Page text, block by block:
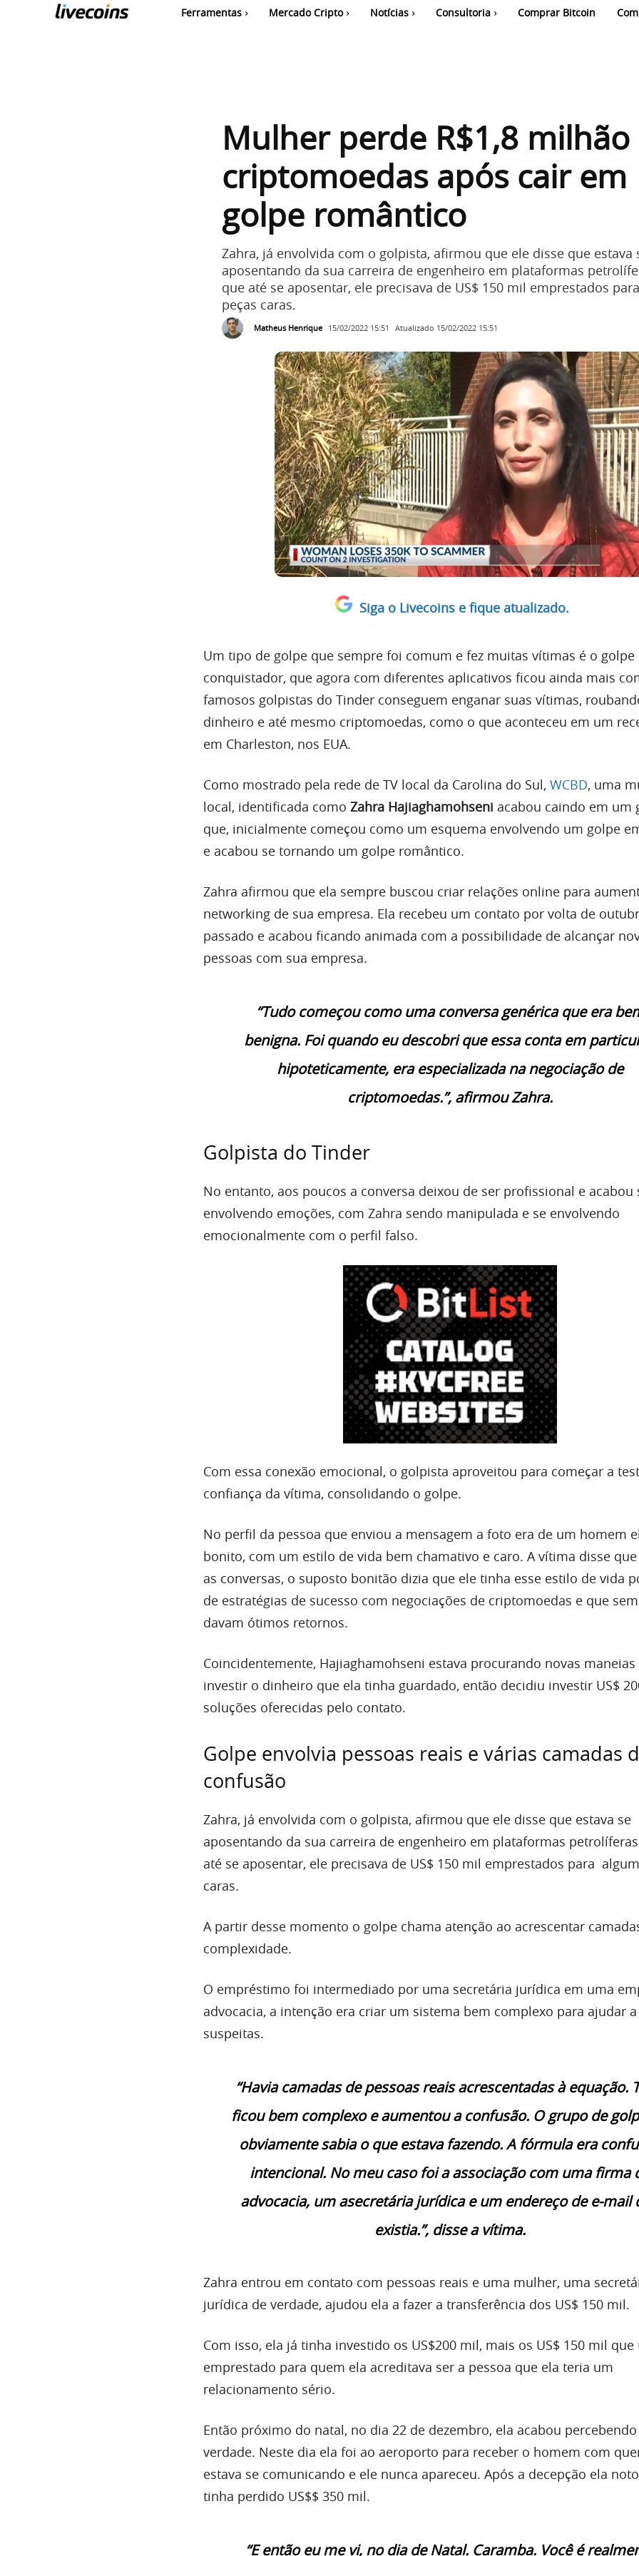
Ferramentas Mercado Cripto Notícias Consultoria Comprar Bitcoin
Mulher perde R$1,8 milhão
criptomoedas após cair em
golpe romântico
Zahra, já envolvida com o golpista, afirmou que ele disse que estava
aposentando da sua carreira de engenheiro em plataformas
que até se aposentar, ele precisava de US$ 150 mil emprestados
peças caras.
Matheus Henrique 15/02/2022 15:51 Atualizado 15/02/2022 15:51
Siga o Livecoins e fique atualizado.
Um tipo de golpe que sempre foi comum e fez muitas vítimas é o golpe
conquistador, que agora com diferentes aplicativos ficou ainda mais
famosos golpistas do Tinder conseguem enganar suas vítimas,
dinheiro e até mesmo criptomoedas, como o que aconteceu em um
em Charleston, nos EUA.
Como mostrado pela rede de TV local da Carolina do Sul, WCBD, uma
local, identificada como Zahra Hajiaghamohseni acabou caindo em um
que, inicialmente começou como um esquema envolvendo um golpe
e acabou se tornando um golpe romântico.
Zahra afirmou que ela sempre buscou criar relações online para
networking de sua empresa. Ela recebeu um contato por volta de
passado e acabou ficando animada com a possibilidade de alcançar
pessoas com sua empresa.
“Tudo começou como uma conversa genérica que era
benigna. Foi quando eu descobri que essa conta em
hipoteticamente, era especializada na negociação de
criptomoedas.”, afirmou Zahra.
Golpista do Tinder
No entanto, aos poucos a conversa deixou de ser profissional e acabou
envolvendo emoções, com Zahra sendo manipulada e se envolvendo
emocionalmente com o perfil falso.
Com essa conexão emocional, o golpista aproveitou para começar a
confiança da vítima, consolidando o golpe.
No perfil da pessoa que enviou a mensagem a foto era de um homem
bonito, com um estilo de vida bem chamativo e caro. A vítima disse
as conversas, o suposto bonitão dizia que ele tinha esse estilo de vida
de estratégias de sucesso com negociações de criptomoedas e que
davam ótimos retornos.
Coincidentemente, Hajiaghamohseni estava procurando novas maneias
investir o dinheiro que ela tinha guardado, então decidiu investir US$
soluções oferecidas pelo contato.
Golpe envolvia pessoas reais e várias camadas
confusão
Zahra, já envolvida com o golpista, afirmou que ele disse que estava se
aposentando da sua carreira de engenheiro em plataformas
até se aposentar, ele precisava de US$ 150 mil emprestados para
caras.
A partir desse momento o golpe chama atenção ao acrescentar
complexidade.
O empréstimo foi intermediado por uma secretária jurídica em uma
advocacia, a intenção era criar um sistema bem complexo para ajudar
suspeitas.
“Havia camadas de pessoas reais acrescentadas à equação.
ficou bem complexo e aumentou a confusão. O grupo de
obviamente sabia o que estava fazendo. A fórmula era
intencional. No meu caso foi a associação com uma firma
advocacia, um asecretária jurídica e um endereço de e-mail
existia.”, disse a vítima.
Zahra entrou em contato com pessoas reais e uma mulher, uma
jurídica de verdade, ajudou ela a fazer a transferência dos US$ 150 mil.
Com isso, ela já tinha investido os US$200 mil, mais os US$ 150 mil que
emprestado para quem ela acreditava ser a pessoa que ela teria um
relacionamento sério.
Então próximo do natal, no dia 22 de dezembro, ela acabou
verdade. Neste dia ela foi ao aeroporto para receber o homem com
estava se comunicando e ele nunca apareceu. Após a decepção ela
tinha perdido US$$ 350 mil.
“E então eu me vi, no dia de Natal. Caramba. Você é